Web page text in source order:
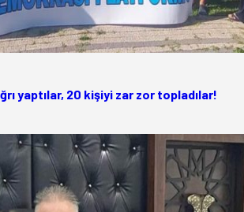
yaptılar, 20 kişiyi zar zor topladılar!